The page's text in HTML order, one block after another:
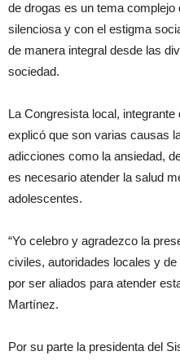
de drogas es un tema
silenciosa y con el estigma
de manera integral desde las
sociedad.
La Congresista local,
explicó que son varias causas
adicciones como la ansiedad,
es necesario atender la salud
adolescentes.
“Yo celebro y agradezco la
civiles, autoridades locales y
por ser aliados para atender
Martínez.
Por su parte la presidenta del